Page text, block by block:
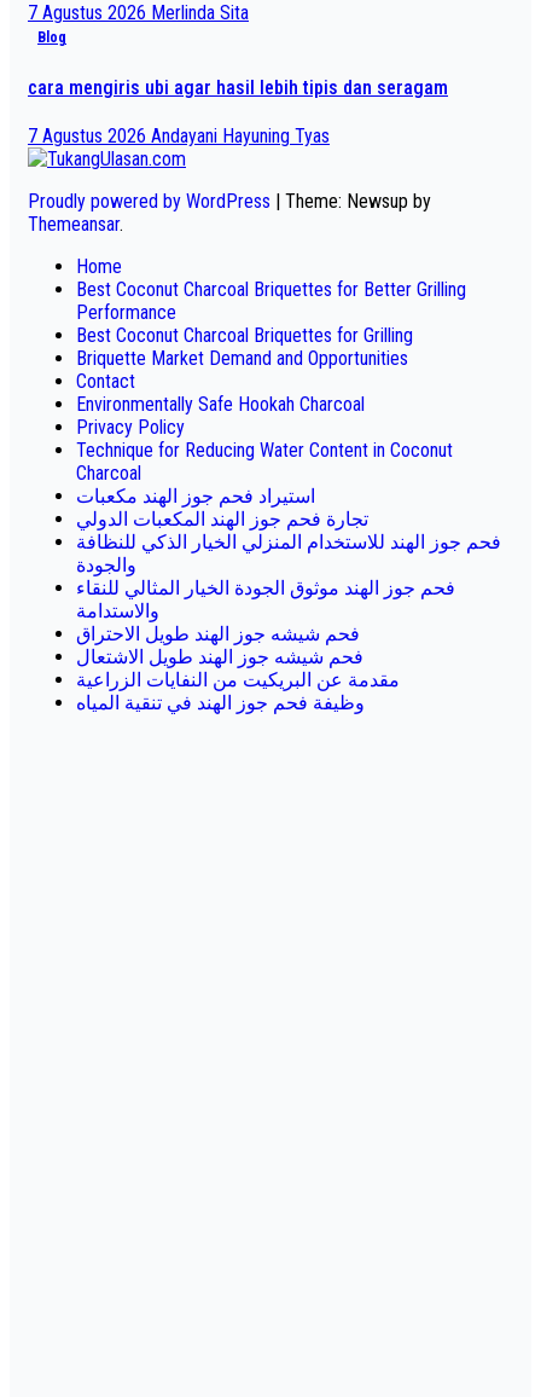
7 Agustus 2026 Merlinda Sita
Blog
cara mengiris ubi agar hasil lebih tipis dan seragam
7 Agustus 2026 Andayani Hayuning Tyas
Proudly powered by WordPress | Theme: Newsup by
Themeansar.
Home
Best Coconut Charcoal Briquettes for Better Grilling
Performance
Best Coconut Charcoal Briquettes for Grilling
Briquette Market Demand and Opportunities
Contact
Environmentally Safe Hookah Charcoal
Privacy Policy
Technique for Reducing Water Content in Coconut
Charcoal
استيراد فحم جوز الهند مكعبات
تجارة فحم جوز الهند المكعبات الدولي
فحم جوز الهند للاستخدام المنزلي الخيار الذكي للنظافة
والجودة
فحم جوز الهند موثوق الجودة الخيار المثالي للنقاء
والاستدامة
فحم شيشه جوز الهند طويل الاحتراق
فحم شيشه جوز الهند طويل الاشتعال
مقدمة عن البريكيت من النفايات الزراعية
وظيفة فحم جوز الهند في تنقية المياه